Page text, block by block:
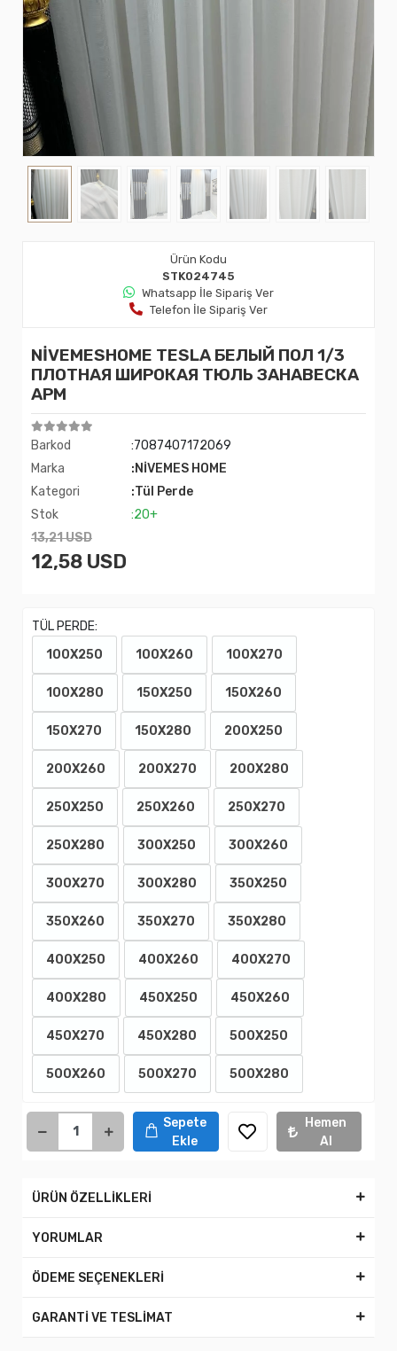
Ürün Kodu
STK024745
Whatsapp İle Sipariş Ver
Telefon İle Sipariş Ver
NİVEMESHOME TESLA БЕЛЫЙ ПОЛ 1/3
ПЛОТНАЯ ШИРОКАЯ ТЮЛЬ ЗАНАВЕСКА
APM
Barkod
:7087407172069
Marka
:NİVEMES HOME
Kategori
:Tül Perde
Stok
:20+
13,21 USD
12,58 USD
TÜL PERDE:
100X250
100X260 100X270
100X280 150X250 150X260
150X270 150X280 200X250
200X260 200X270 200X280
250X250 250X260 250X270
250X280 300X250 300X260
300X270 300X280 350X250
350X260 350X270 350X280
400X250 400X260 400X270
400X280 450X250 450X260
450X270 450X280 500X250
500X260 500X270 500X280
Sepete
Ekle
Hemen
Al
ÜRÜN ÖZELLİKLERİ
YORUMLAR
ÖDEME SEÇENEKLERİ
GARANTİ VE TESLİMAT